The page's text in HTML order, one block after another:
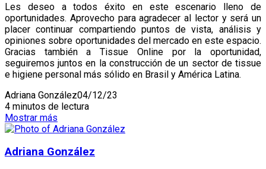
Les deseo a todos éxito en este escenario lleno de
oportunidades. Aprovecho para agradecer al lector y será un
placer continuar compartiendo puntos de vista, análisis y
opiniones sobre oportunidades del mercado en este espacio.
Gracias también a Tissue Online por la oportunidad,
seguiremos juntos en la construcción de un sector de tissue
e higiene personal más sólido en Brasil y América Latina.
Adriana González04/12/23
4 minutos de lectura
Mostrar más
Adriana González